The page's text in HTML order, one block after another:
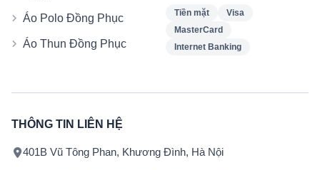
Áo Polo Đồng Phục
Áo Thun Đồng Phục
Tiền mặt
Visa
MasterCard
Internet Banking
THÔNG TIN LIÊN HỆ
401B Vũ Tông Phan, Khương Đình, Hà Nội